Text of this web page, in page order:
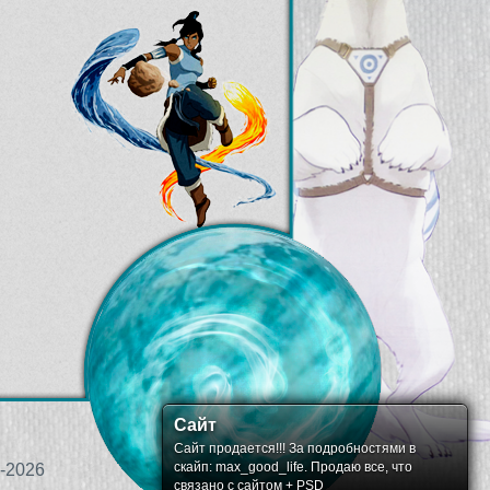
2026
Сайт
Сайт продается!!! За подробностями в
скайп: max_good_life. Продаю все, что
связано с сайтом + PSD